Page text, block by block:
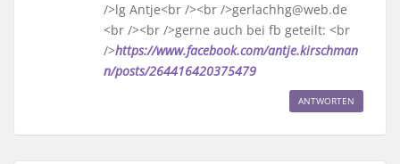
/>lg Antje<br /><br />gerlachhg@web.de
<br /><br />gerne auch bei fb geteilt: <br
/>https://www.facebook.com/antje.kirschman
n/posts/264416420375479
ANTWORTEN